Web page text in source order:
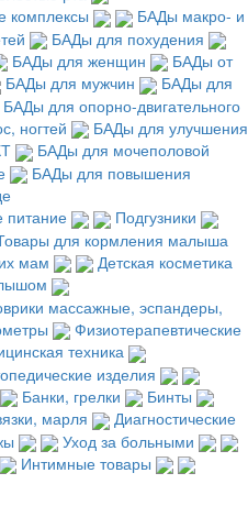
комплексы
БАДы макро- и
БАДы для похудения
БАДы для женщин
БАДы от
БАДы для мужчин
БАДы для
БАДы для опорно-двигательного
ногтей
БАДы для улучшения
БАДы для мочеполовой
БАДы для повышения
питание
Подгузники
для кормления малыша
мам
Детская косметика
массажные, эспандеры,
Физиотерапевтические
техника
изделия
Банки, грелки
Бинты
марля
Диагностические
Уход за больными
Интимные товары